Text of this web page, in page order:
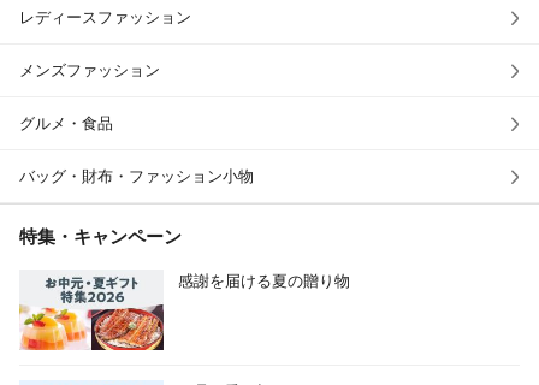
レディースファッション
メンズファッション
グルメ・食品
バッグ・財布・ファッション小物
特集・キャンペーン
感謝を届ける夏の贈り物